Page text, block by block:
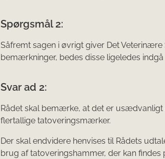
Spørgsmål 2:
Såfremt sagen i øvrigt giver Det
bemærkninger, bedes disse ligele­des indgå
Svar ad 2:
Rådet skal bemærke, at det er usædvanligt
flertallige tatoveringsmærker.
Der skal endvidere henvises til Rådets
brug af tatoveringshammer, der kan findes